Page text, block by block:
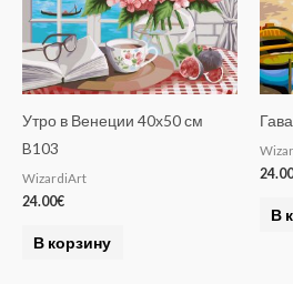
Утро в Венеции 40х50 см
B103
WizardiArt
24.00€
В корзину
24.00
В